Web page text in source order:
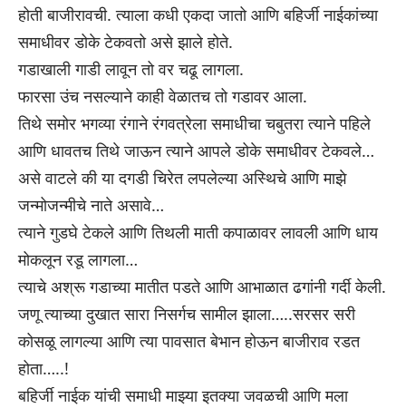
होती बाजीरावची. त्याला कधी एकदा जातो आणि बहिर्जी नाईकांच्या
समाधीवर डोके टेकवतो असे झाले होते.
गडाखाली गाडी लावून तो वर चढू लागला.
फारसा उंच नसल्याने काही वेळातच तो गडावर आला.
तिथे समोर भगव्या रंगाने रंगवत्रेला समाधीचा चबुतरा त्याने पहिले
आणि धावतच तिथे जाऊन त्याने आपले डोके समाधीवर टेकवले…
असे वाटले की या दगडी चिरेत लपलेल्या अस्थिचे आणि माझे
जन्मोजन्मीचे नाते असावे…
त्याने गुडघे टेकले आणि तिथली माती कपाळावर लावली आणि धाय
मोकलून रडू लागला…
त्याचे अश्रू गडाच्या मातीत पडते आणि आभाळात ढगांनी गर्दी केली.
जणू त्याच्या दुखात सारा निसर्गच सामील झाला…..सरसर सरी
कोसळू लागल्या आणि त्या पावसात बेभान होऊन बाजीराव रडत
होता…..!
बहिर्जी नाईक यांची समाधी माझ्या इतक्या जवळची आणि मला